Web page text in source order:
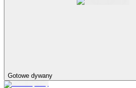
Gotowe dywany